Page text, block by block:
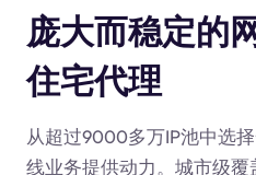
庞大而稳定的
住宅代理
从超过9000多万IP池中选
线业务提供动力。城市级